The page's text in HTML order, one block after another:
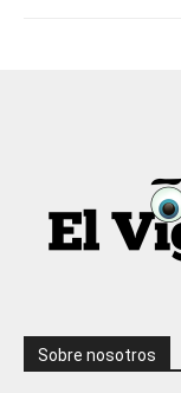
Sobre nosotros